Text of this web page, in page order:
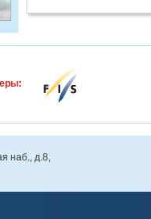
наб., д.8,